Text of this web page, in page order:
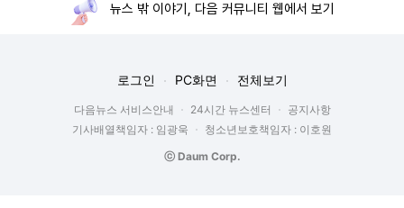
뉴스 밖 이야기, 다음 커뮤니티 웹에서 보기
로그인 PC화면 전체보기
다음뉴스 서비스안내 24시간 뉴스센터
공지사항
기사배열책임자 : 임광욱
청소년보호책임자 : 이호원
ⓒ Daum Corp.